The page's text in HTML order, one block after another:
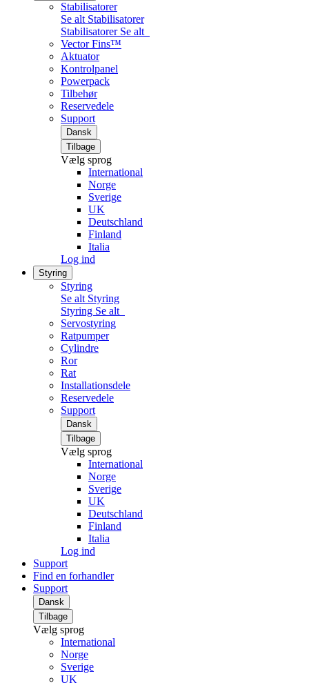
Stabilisatorer
Se alt Stabilisatorer
Stabilisatorer Se alt
Vector Fins™
Aktuator
Kontrolpanel
Powerpack
Tilbehør
Reservedele
Support
Dansk
Tilbage
Vælg sprog
International
Norge
Sverige
UK
Deutschland
Finland
Italia
Log ind
Styring
Styring
Se alt Styring
Styring Se alt
Servostyring
Ratpumper
Cylindre
Ror
Rat
Installationsdele
Reservedele
Support
Dansk
Tilbage
Vælg sprog
International
Norge
Sverige
UK
Deutschland
Finland
Italia
Log ind
Support
Find en forhandler
Support
Dansk
Tilbage
Vælg sprog
International
Norge
Sverige
UK